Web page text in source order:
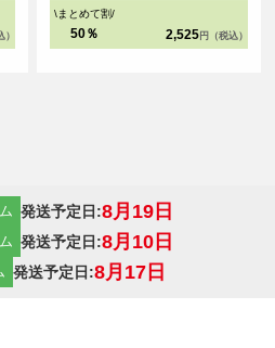
）
インした全面プリントも剥がれるこ
用しています。
\まとめて割/
50％ 2,525 円（税込）
発送予定日:8月19日
発送予定日:8月10日
発送予定日:8月17日